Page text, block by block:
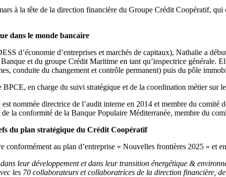
à la tête de la direction financière du Groupe Crédit Coopératif,
dans le monde bancaire
d’économie d’entreprises et marchés de capitaux), Nathalie a
et du groupe Crédit Maritime en tant qu’inspectrice générale.
conduite du changement et contrôle permanent) puis du pôle
en charge du suivi stratégique et de la coordination métier sur
nommée directrice de l’audit interne en 2014 et membre du
la conformité de la Banque Populaire Méditerranée, membre du
du plan stratégique du Crédit Coopératif
au plan d’entreprise « Nouvelles frontières 2025 » et
leur développement et dans leur transition énergétique &
les 70 collaborateurs et collaboratrices de la direction financière,